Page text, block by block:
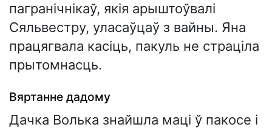
пагранічнікаў, якія арыштоўвалі
Сяльвестру, уласаўцаў з вайны. Яна
працягвала касіць, пакуль не страціла
прытомнасць.
Вяртанне дадому
Дачка Волька знайшла маці ў пакосе і